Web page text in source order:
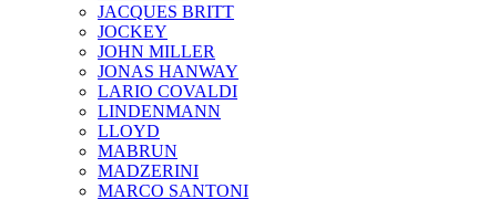
JAСQUES BRITT
JOCKEY
JOHN MILLER
JONAS HANWAY
LARIO COVALDI
LINDENMANN
LLOYD
MABRUN
MADZERINI
MARCO SANTONI